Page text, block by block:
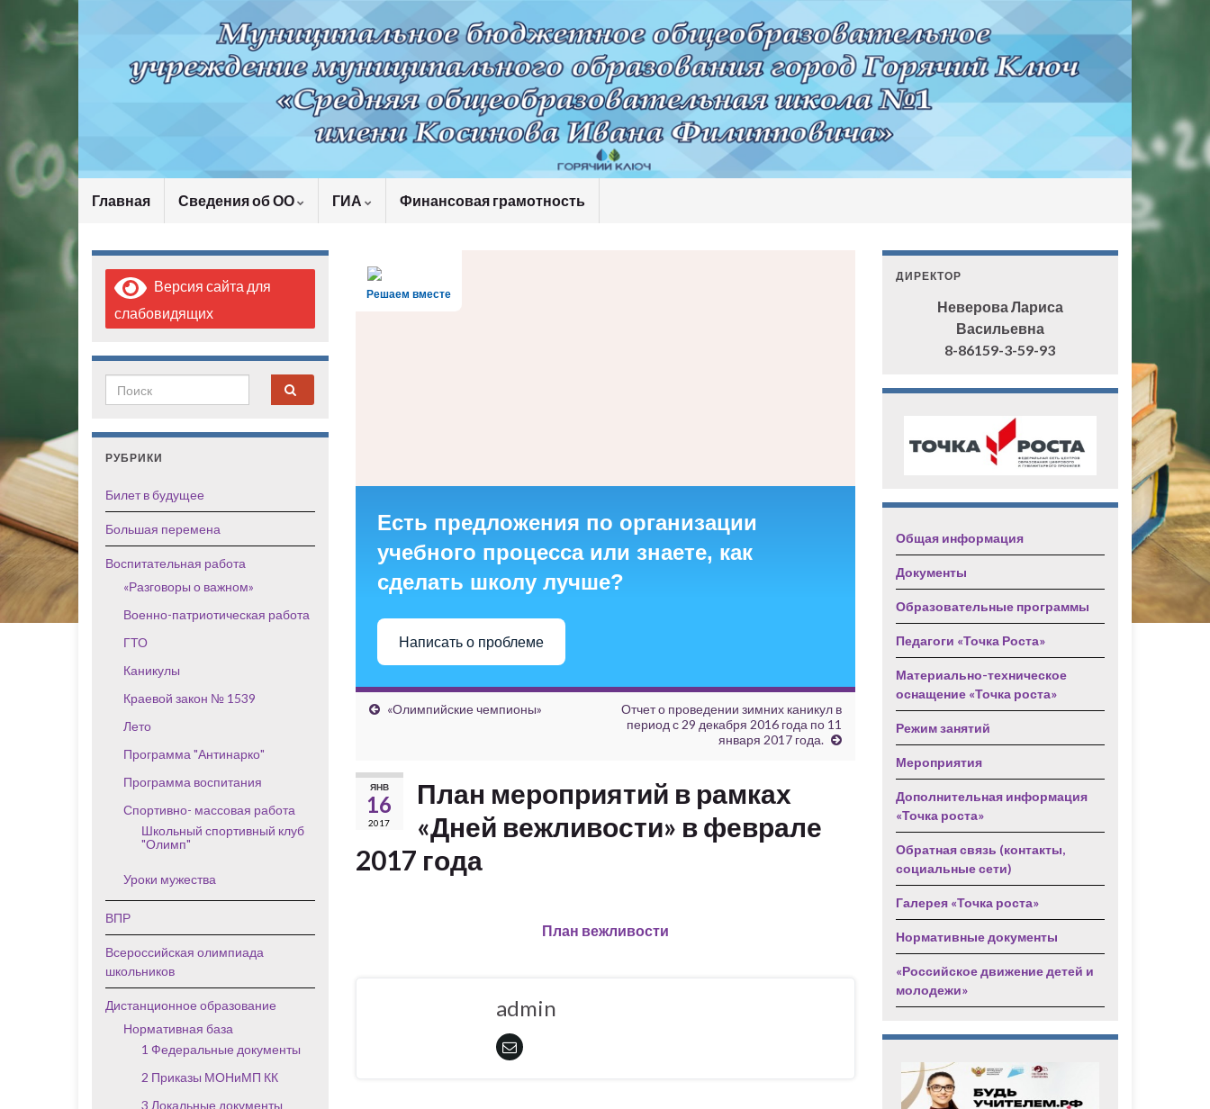
Главная Сведения об ОО ГИА Финансовая грамотность
Решаем вместе
Есть предложения по организации
учебного процесса или знаете, как
сделать школу лучше?
Написать о проблеме
«Олимпийские чемпионы»
Отчет о проведении зимних каникул в
период с 29 декабря 2016 года по 11
января 2017 года.
ЯНВ
16
2017
План мероприятий в рамках
«Дней вежливости» в феврале
2017 года
План вежливости
admin
Версия сайта для
слабовидящих
Search for:
РУБРИКИ
Билет в будущее
Большая перемена
Воспитательная работа
«Разговоры о важном»
Военно-патриотическая работа
ГТО
Каникулы
Краевой закон № 1539
Лето
Программа "Антинарко"
Программа воспитания
Спортивно- массовая работа
Школьный спортивный клуб
"Олимп"
Уроки мужества
ВПР
Всероссийская олимпиада
школьников
Дистанционное образование
Нормативная база
1 Федеральные документы
2 Приказы МОНиМП КК
3 Локальные документы
ДИРЕКТОР
Неверова Лариса
Васильевна
8-86159-3-59-93
Общая информация
Документы
Образовательные программы
Педагоги «Точка Роста»
Материально-техническое
оснащение «Точка роста»
Режим занятий
Мероприятия
Дополнительная информация
«Точка роста»
Обратная связь (контакты,
социальные сети)
Галерея «Точка роста»
Нормативные документы
«Российское движение детей и
молодежи»